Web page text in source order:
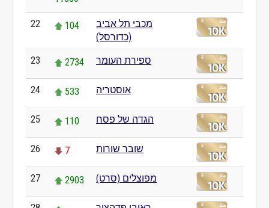
22 104
מכבי תל אביב
(כדורסל)
23 2734 ספירת העומר
24 533 אוסטריה
25 110 הגדה של פסח
26 7 שובר שורות
27 2903 מפוצלים (סרט)